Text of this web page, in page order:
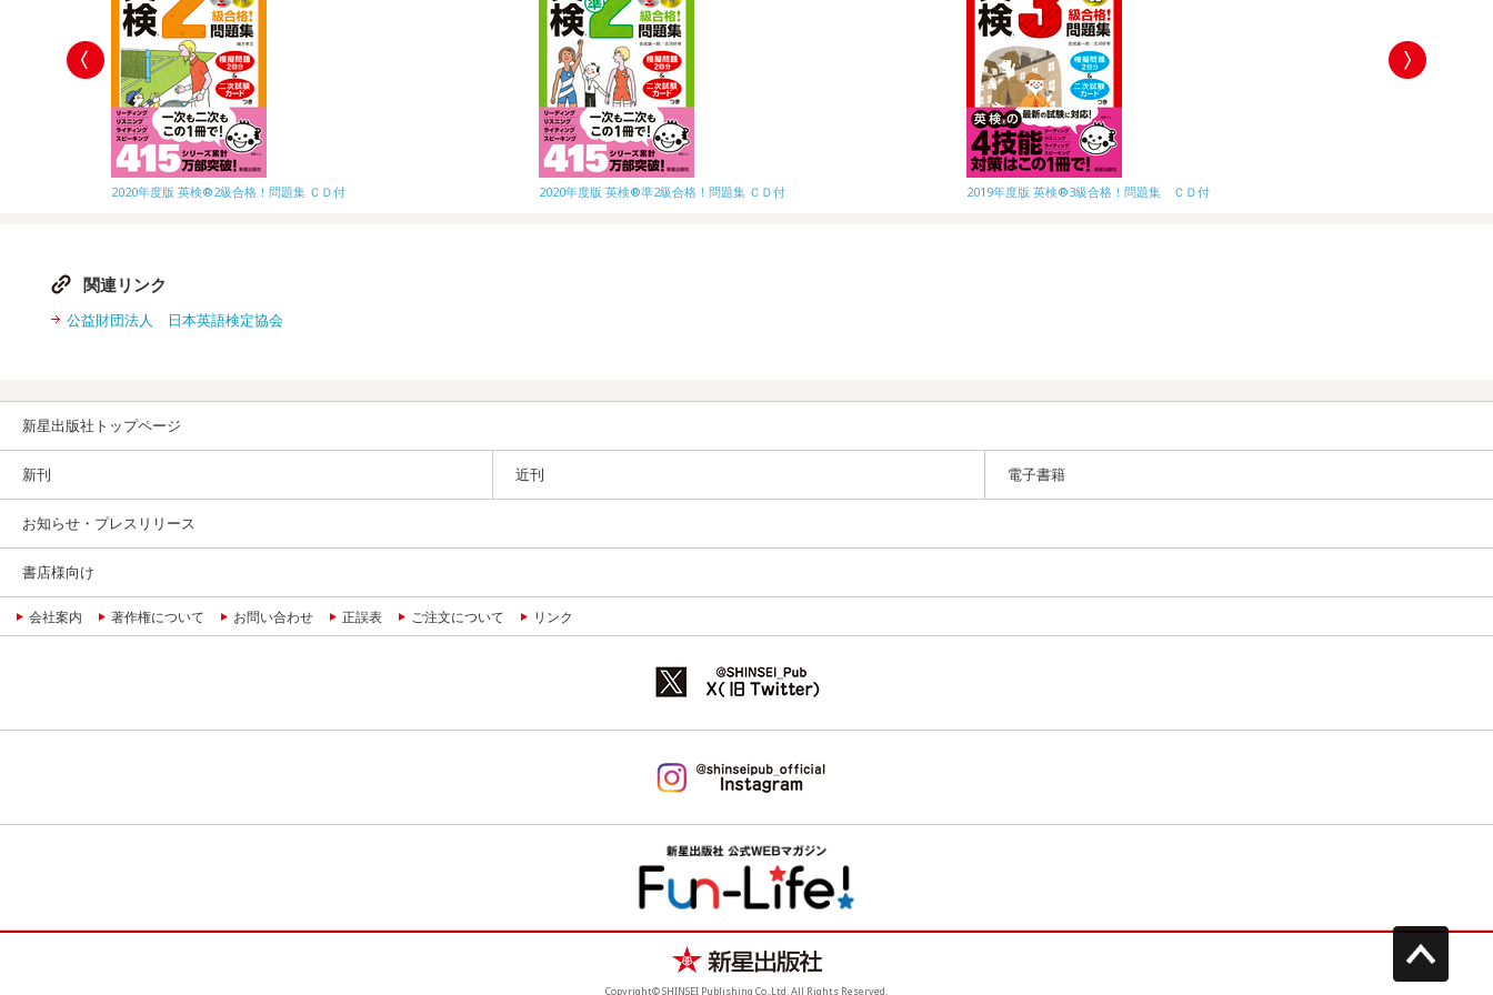
2020年度版 英検®2級合格！問題集 ＣＤ付 2020年度版 英検®準2級合格！問題集 ＣＤ付 2019年度版 英検®3級合格！問題集 ＣＤ付
関連リンク
公益財団法人 日本英語検定協会
新星出版社トップページ
新刊 近刊 電子書籍
お知らせ・プレスリリース
書店様向け
会社案内 著作権について お問い合わせ 正誤表 ご注文について リンク
Copyright© SHINSEI Publishing Co.,Ltd. All Rights Reserved.